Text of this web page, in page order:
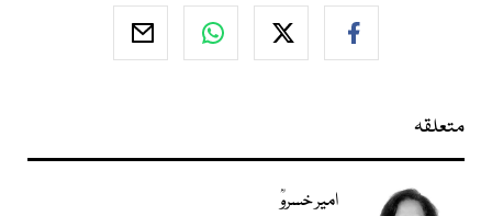
متعلقہ
امیر خسروؒ